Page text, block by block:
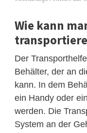
Wie kann
Der
Behälter, der an
kann. In dem
ein Handy oder
werden. Die
System an der